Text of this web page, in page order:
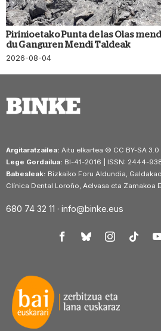
Pirinioetako Punta de las Olas
du Ganguren Mendi Taldeak
2026-08-04
Argitaratzailea: Aitu elkartea © CC BY-SA 3.0
Lege Gordailua: BI-41-2016 | ISSN: 2444-
Babesleak: Bizkaiko Foru Aldundia,
Clínica Dental Loroño, Aelvasa eta Zamakoa
680 74 32 11 · info@binke.eus